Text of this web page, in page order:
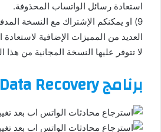
استعادة رسائل الواتساب المحذوفة.
9) او يمكنكم الإشتراك مع النسخة
العديد من المميزات الإضافية
لا تتوفر عليها النسخة المجانية من هذا
برنامج Dr.Fone Data Recovery